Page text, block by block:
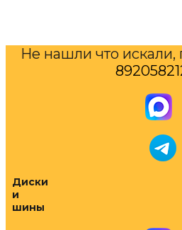
Не нашли что
Диски
и
шины